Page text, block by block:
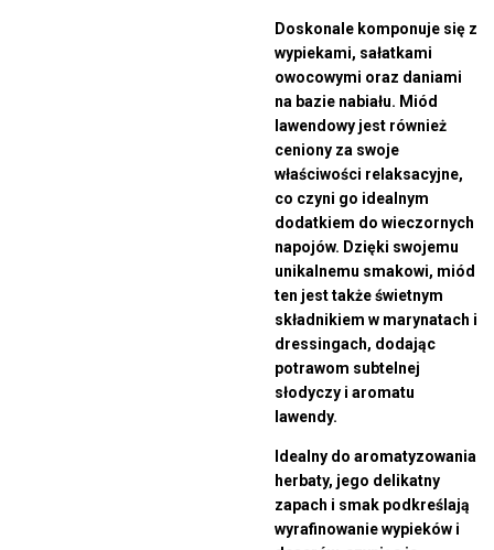
Doskonale komponuje się z
wypiekami, sałatkami
owocowymi oraz daniami
na bazie nabiału. Miód
lawendowy jest również
ceniony za swoje
właściwości relaksacyjne,
co czyni go idealnym
dodatkiem do wieczornych
napojów. Dzięki swojemu
unikalnemu smakowi, miód
ten jest także świetnym
składnikiem w marynatach i
dressingach, dodając
potrawom subtelnej
słodyczy i aromatu
lawendy.
Idealny do aromatyzowania
herbaty, jego delikatny
zapach i smak podkreślają
wyrafinowanie wypieków i